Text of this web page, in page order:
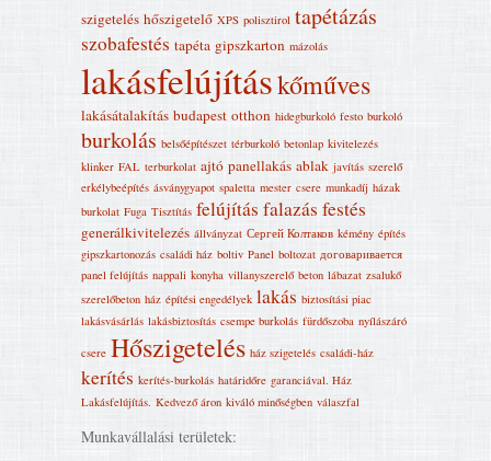
szigetelés hőszigetelő XPS polisztirol tapétázás
szobafestés tapéta gipszkarton mázolás
lakásfelújításkőműves
lakásátalakítás budapest otthon hidegburkoló festo burkoló
burkolás belsőépítészet térburkoló betonlap kivitelezés
klinker FAL terburkolat ajtó panellakás ablak javítás szerelő
erkélybeépítés ásványgyapot spaletta mester csere munkadíj házak
burkolat Fuga Tisztítás felújítás falazás festés
generálkivitelezés állványzat Сергей Колтаков kémény építés
gipszkartonozás családi ház boltiv Panel boltozat договаривается
panel felújítás nappali konyha villanyszerelő beton lábazat zsalukő
szerelőbeton ház építési engedélyek lakás biztosítási piac
lakásvásárlás lakásbiztosítás csempe burkolás fürdőszoba nyílászáró
csere Hőszigetelés ház szigetelés családi-ház
kerítés kerítés-burkolás határidőre garanciával. Ház
Lakásfelújítás‎. Kedvező áron kiváló minőségben válaszfal
Munkavállalási területek: